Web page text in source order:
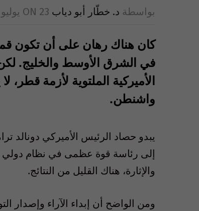
بواسطة د. خطّار أبو دياب ON 23 يوليو 2017
كان هناك رهان على أن تكون
في الشرق الأوسط والخليج.
الأميركية الملتوية لأزمة
واشنطن.
يبدو حصاد الرئيس الأميركي
إلى رئاسة قوة عظمى في نظام دولي
والإثارة، هناك القليل من النتائج.
ومن الواضح أن إبداء الآراء وإصدار